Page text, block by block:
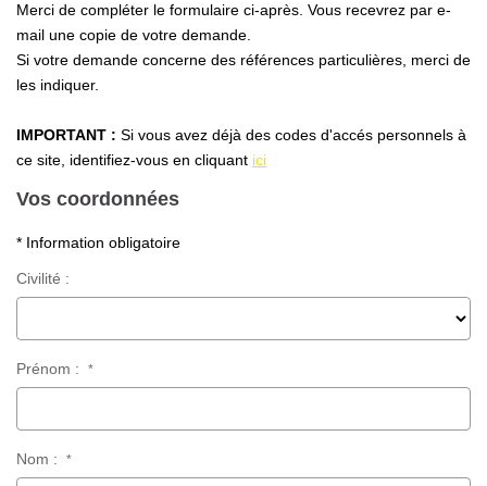
Nos Partenaires
Nos Actualités
Merci de compléter le formulaire ci-après. Vous recevrez par e-
mail une copie de votre demande.
Si votre demande concerne des références particulières, merci de
les indiquer.
IMPORTANT : Si vous avez déjà des codes d'accés personnels à
ce site, identifiez-vous en cliquant ici
Vos coordonnées
* Information obligatoire
Civilité :
Prénom : *
Nom : *